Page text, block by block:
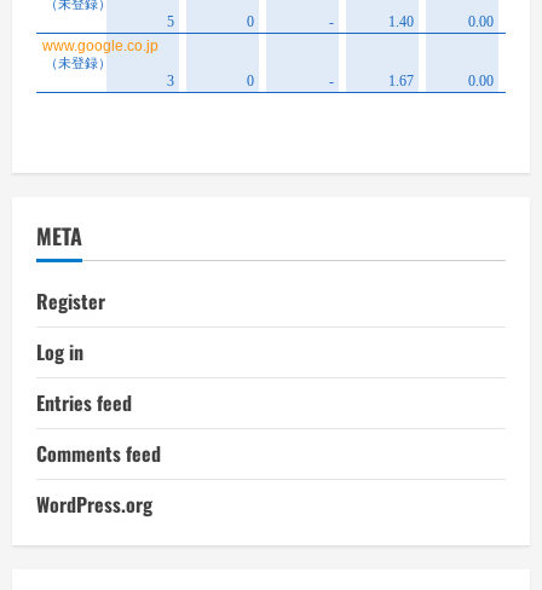
META
Register
Log in
Entries feed
Comments feed
WordPress.org